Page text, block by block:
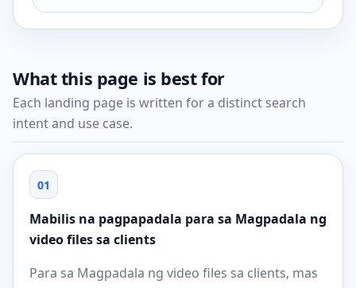
What this page is best for
Each landing page is written for a distinct search
intent and use case.
01
Mabilis na pagpapadala para sa Magpadala ng
video files sa clients
Para sa Magpadala ng video files sa clients, mas